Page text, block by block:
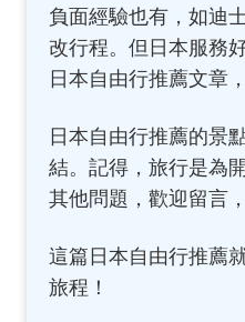
負面經驗也有，如迪
改行程。但日本服務
日本自由行推薦文章
日本自由行推薦的景
結。記得，旅行是為
其他問題，歡迎留言
這篇日本自由行推薦
旅程！